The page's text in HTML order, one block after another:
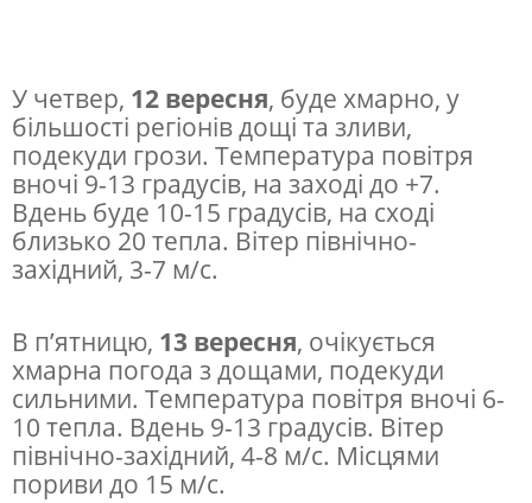
е
н
ь
в
Ч
е
і
ї
У четвер, 12 вересня, буде хмарно, у
більшості регіонів дощі та зливи,
подекуди грози. Температура повітря
вночі 9-13 градусів, на заході до +7.
Вдень буде 10-15 градусів, на сході
близько 20 тепла. Вітер північно-
західний, 3-7 м/с.
В п’ятницю, 13 вересня, очікується
хмарна погода з дощами, подекуди
сильними. Температура повітря вночі 6-
10 тепла. Вдень 9-13 градусів. Вітер
північно-західний, 4-8 м/с. Місцями
пориви до 15 м/с.